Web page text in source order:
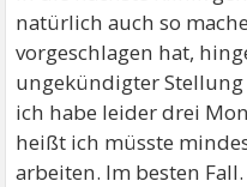
natürlich auch so
vorgeschlagen hat,
ungekündigter Stellung
ich habe leider drei
heißt ich müsste
arbeiten. Im besten Fall.